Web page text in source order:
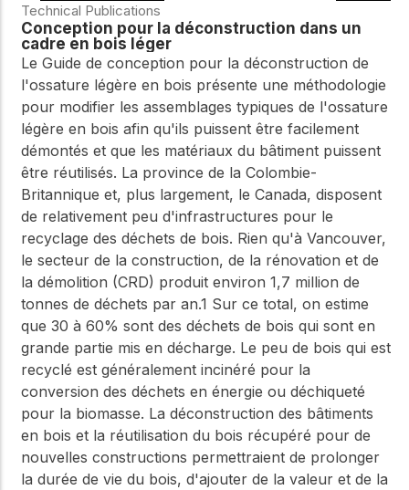
Technical Publications
Conception pour la déconstruction dans un
cadre en bois léger
Le Guide de conception pour la déconstruction de
l'ossature légère en bois présente une méthodologie
pour modifier les assemblages typiques de l'ossature
légère en bois afin qu'ils puissent être facilement
démontés et que les matériaux du bâtiment puissent
être réutilisés. La province de la Colombie-
Britannique et, plus largement, le Canada, disposent
de relativement peu d'infrastructures pour le
recyclage des déchets de bois. Rien qu'à Vancouver,
le secteur de la construction, de la rénovation et de
la démolition (CRD) produit environ 1,7 million de
tonnes de déchets par an.1 Sur ce total, on estime
que 30 à 60% sont des déchets de bois qui sont en
grande partie mis en décharge. Le peu de bois qui est
recyclé est généralement incinéré pour la
conversion des déchets en énergie ou déchiqueté
pour la biomasse. La déconstruction des bâtiments
en bois et la réutilisation du bois récupéré pour de
nouvelles constructions permettraient de prolonger
la durée de vie du bois, d'ajouter de la valeur et de la